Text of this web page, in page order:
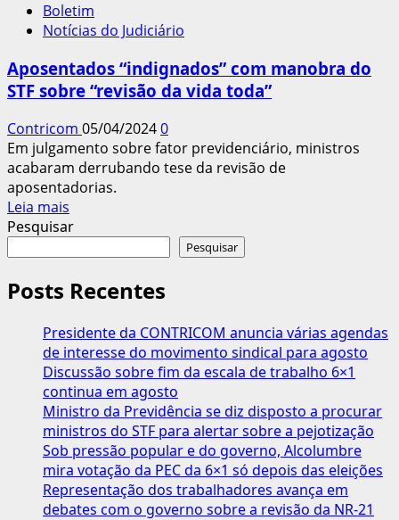
condenado
a
adicional
de
a
aposentado
Boletim
Notícias do Judiciário
Aposentados “indignados” com manobra do
STF sobre “revisão da vida toda”
Contricom 05/04/20240
Em julgamento sobre fator previdenciário, ministros
acabaram derrubando tese da revisão de
aposentadorias.
Leia mais
mais
“indignados”
com
manobra
do
STF
sobre
“revisão
da
vida
toda”
Pesquisar
Pesquisar
Posts Recentes
Presidente da CONTRICOM anuncia várias agendas
de interesse do movimento sindical para agosto
Discussão sobre fim da escala de trabalho 6×1
continua em agosto
Ministro da Previdência se diz disposto a procurar
ministros do STF para alertar sobre a pejotização
Sob pressão popular e do governo, Alcolumbre
mira votação da PEC da 6×1 só depois das eleições
Representação dos trabalhadores avança em
debates com o governo sobre a revisão da NR-21